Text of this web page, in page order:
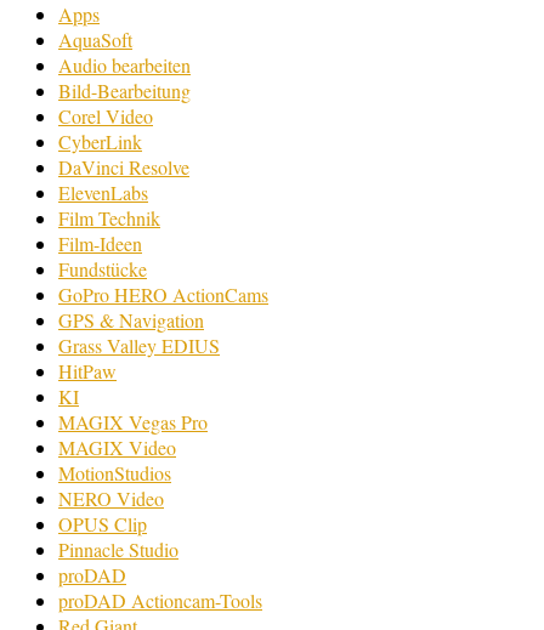
Apps
AquaSoft
Audio bearbeiten
Bild-Bearbeitung
Corel Video
CyberLink
DaVinci Resolve
ElevenLabs
Film Technik
Film-Ideen
Fundstücke
GoPro HERO ActionCams
GPS & Navigation
Grass Valley EDIUS
HitPaw
KI
MAGIX Vegas Pro
MAGIX Video
MotionStudios
NERO Video
OPUS Clip
Pinnacle Studio
proDAD
proDAD Actioncam-Tools